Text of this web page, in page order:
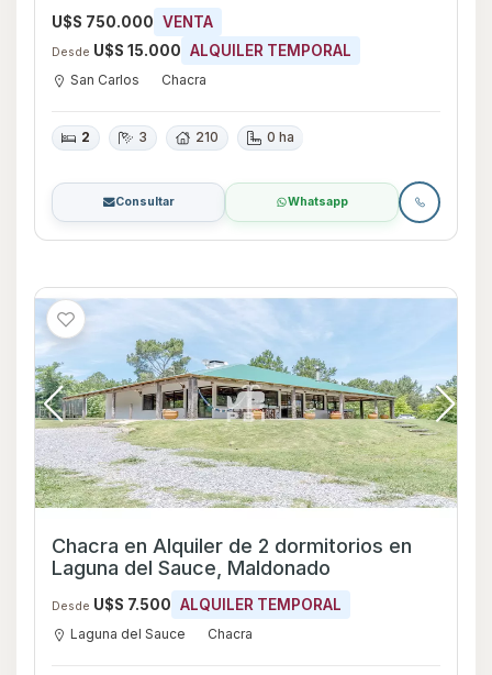
U$S 750.000 VENTA
Desde U$S 15.000 ALQUILER TEMPORAL
San Carlos Chacra
2 3 210 0 ha
Consultar Whatsapp
Chacra en Alquiler de 2 dormitorios en
Laguna del Sauce, Maldonado
Desde U$S 7.500 ALQUILER TEMPORAL
Laguna del Sauce Chacra